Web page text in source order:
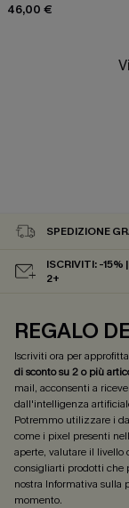
46,00 €
SPEDIZIONE
ISCRIVITI: -15%
2+
REGALO
Iscriviti ora per
di sconto su 2 o più
mail, acconsenti a
dall'intelligenza
Potremmo utilizzare i
come i pixel presenti
aperte, valutare il livello
consigliarti prodotti che
nostra Informativa sulla
momento.